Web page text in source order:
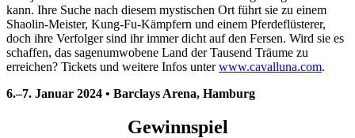
kann. Ihre Suche nach diesem mystischen Ort führt sie zu einem
Shaolin-Meister, Kung-Fu-Kämpfern und einem Pferdeflüsterer,
doch ihre Verfolger sind ihr immer dicht auf den Fersen. Wird sie es
schaffen, das sagenumwobene Land der Tausend Träume zu
erreichen? Tickets und weitere Infos unterwww.cavalluna.com.
6.–7. Januar 2024 • Barclays Arena, Hamburg
Gewinnspiel